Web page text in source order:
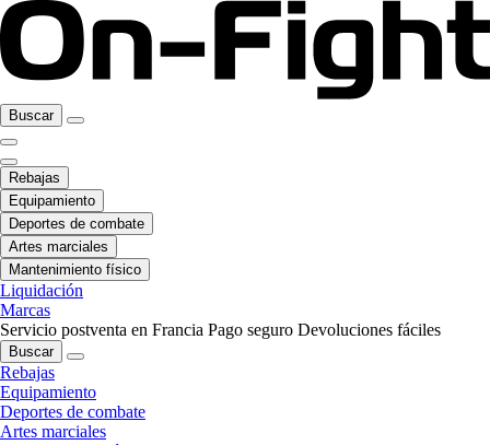
Buscar
Rebajas
Equipamiento
Deportes de combate
Artes marciales
Mantenimiento físico
Liquidación
Marcas
Servicio postventa en Francia Pago seguro Devoluciones fáciles
Buscar
Rebajas
Equipamiento
Deportes de combate
Artes marciales